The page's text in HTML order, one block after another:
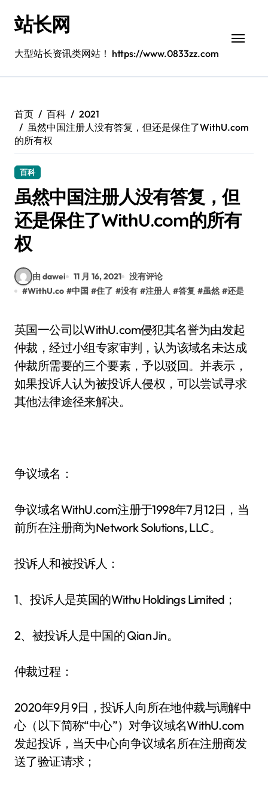
站长网
大型站长资讯类网站！ https://www.0833zz.com
首页 百科
2021
虽然中国注册人没有答复，但还是保住了WithU.com
的所有权
百科
虽然中国注册人没有答复，但
还是保住了WithU.com的所有
权
由 dawei 11 月 16, 2021
没有评论
#WithU.co #中国 #住了 #没有 #注册人 #答复 #虽然 #还是
英国一公司以WithU.com侵犯其名誉为由发起
仲裁，经过小组专家审判，认为该域名未达成
仲裁所需要的三个要素，予以驳回。并表示，
如果投诉人认为被投诉人侵权，可以尝试寻求
其他法律途径来解决。
争议域名：
争议域名WithU.com注册于1998年7月12日，当
前所在注册商为Network Solutions, LLC。
投诉人和被投诉人：
1、投诉人是英国的Withu Holdings Limited；
2、被投诉人是中国的 Qian Jin。
仲裁过程：
2020年9月9日，投诉人向所在地仲裁与调解中
心（以下简称“中心”）对争议域名WithU.com
发起投诉，当天中心向争议域名所在注册商发
送了验证请求；